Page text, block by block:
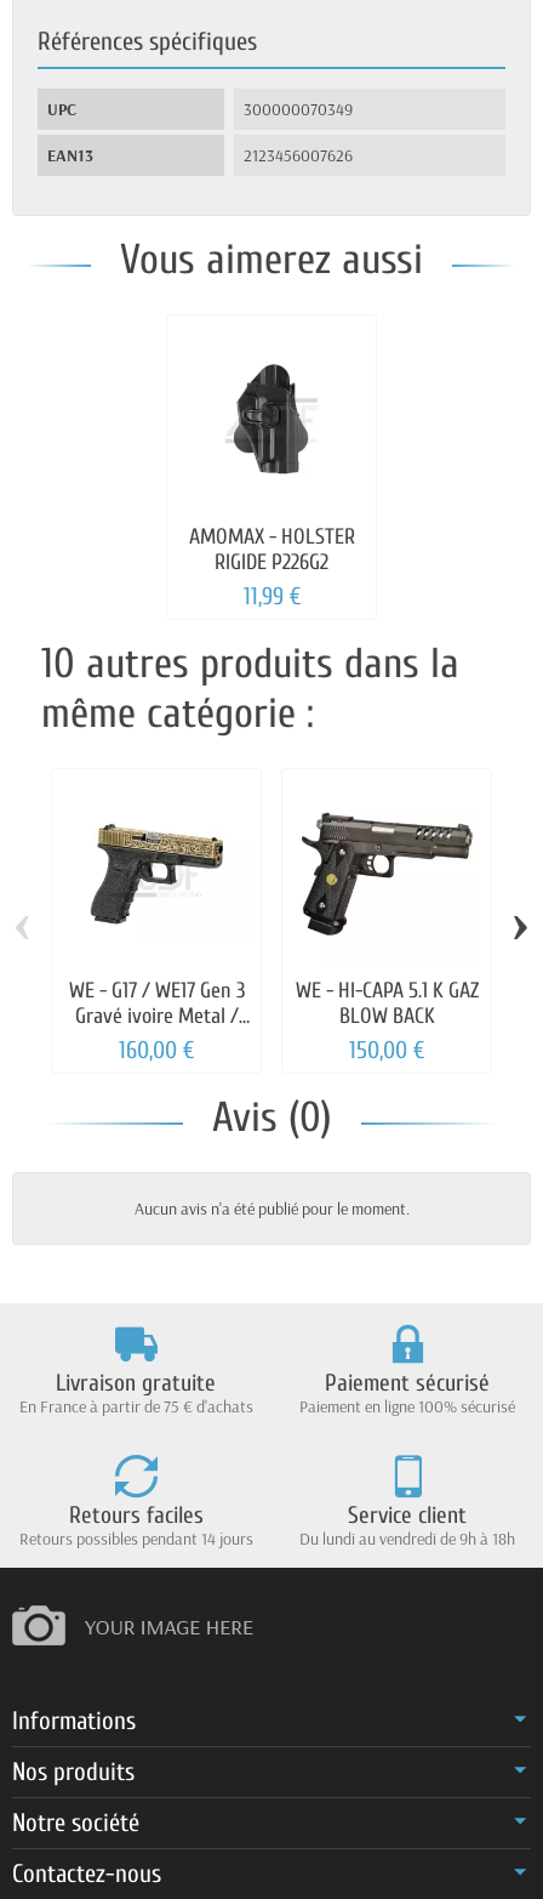
Références spécifiques
UPC 300000070349
EAN13 2123456007626
Vous aimerez aussi
AMOMAX - HOLSTER
RIGIDE P226G2
11,99 €
10 autres produits dans la
même catégorie :
WE - G17 / WE17 Gen 3
Gravé ivoire Metal /
ABS GBB
160,00 €
WE - HI-CAPA 5.1 K GAZ
BLOW BACK
150,00 €
‹ ›
Avis (0)
Aucun avis n'a été publié pour le moment.
Livraison gratuite
En France à partir de 75 € d'achats
Paiement sécurisé
Paiement en ligne 100% sécurisé
Retours faciles
Retours possibles pendant 14 jours
Service client
Du lundi au vendredi de 9h à 18h
Informations
Nos produits
Notre société
Contactez-nous